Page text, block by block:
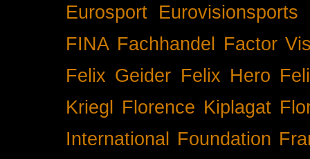
Eurosport Eurovisionsports
FINA Fachhandel
Factor
Felix Geider Felix Hero
Kriegl
Florence Kiplagat
International
Foundation